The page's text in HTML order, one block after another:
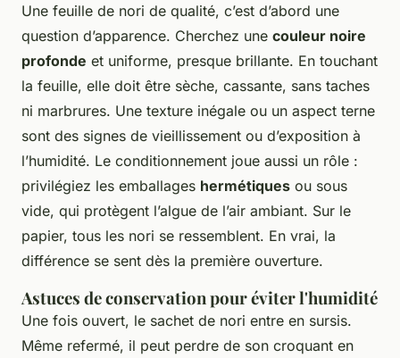
Une feuille de nori de qualité, c’est d’abord une
question d’apparence. Cherchez une couleur noire
profonde et uniforme, presque brillante. En touchant
la feuille, elle doit être sèche, cassante, sans taches
ni marbrures. Une texture inégale ou un aspect terne
sont des signes de vieillissement ou d’exposition à
l’humidité. Le conditionnement joue aussi un rôle :
privilégiez les emballages hermétiques ou sous
vide, qui protègent l’algue de l’air ambiant. Sur le
papier, tous les nori se ressemblent. En vrai, la
différence se sent dès la première ouverture.
Astuces de conservation pour éviter l'humidité
Une fois ouvert, le sachet de nori entre en sursis.
Même refermé, il peut perdre de son croquant en